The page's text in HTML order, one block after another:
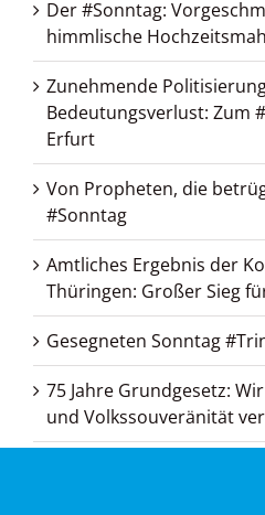
Der #Sonntag:
himmlische
Zunehmende
Bedeutungsverlust: Zum
Erfurt
Von Propheten, die
#Sonntag
Amtliches Ergebnis der
Thüringen: Großer Sieg
Gesegneten Sonntag
75 Jahre Grundgesetz:
und Volkssouveränität